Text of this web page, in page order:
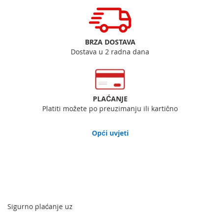
BRZA DOSTAVA
Dostava u 2 radna dana
PLAĆANJE
Platiti možete po preuzimanju ili kartično
Opći uvjeti
Sigurno plaćanje uz